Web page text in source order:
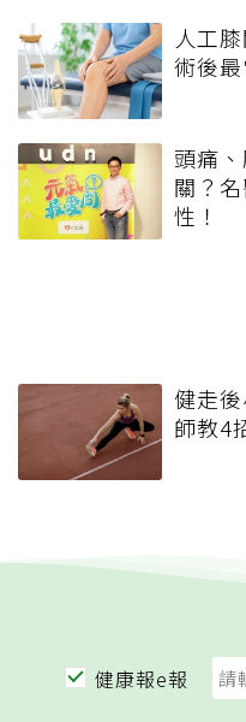
人工
術後
頭痛
關？
性！
健走
師教4
健康報e報